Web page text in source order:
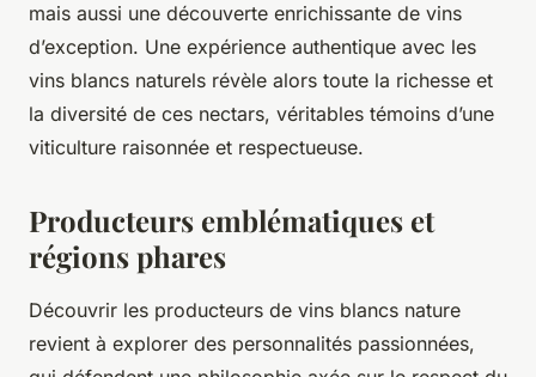
mais aussi une découverte enrichissante de vins
d’exception. Une expérience authentique avec les
vins blancs naturels révèle alors toute la richesse et
la diversité de ces nectars, véritables témoins d’une
viticulture raisonnée et respectueuse.
Producteurs emblématiques et
régions phares
Découvrir les producteurs de vins blancs nature
revient à explorer des personnalités passionnées,